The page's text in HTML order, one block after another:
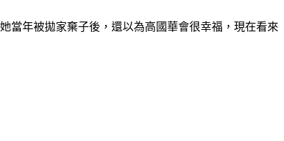
當年被拋家棄子後，還以為高國華會很幸福，現在看來